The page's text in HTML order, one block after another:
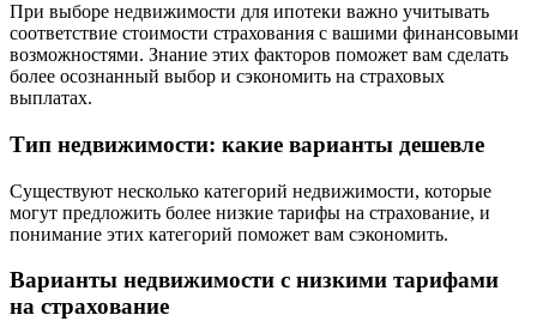
При выборе недвижимости для ипотеки важно учитывать
соответствие стоимости страхования с вашими финансовыми
возможностями. Знание этих факторов поможет вам сделать
более осознанный выбор и сэкономить на страховых
выплатах.
Тип недвижимости: какие варианты дешевле
Существуют несколько категорий недвижимости, которые
могут предложить более низкие тарифы на страхование, и
понимание этих категорий поможет вам сэкономить.
Варианты недвижимости с низкими тарифами
на страхование